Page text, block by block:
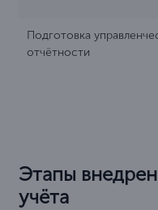
Подготовка
отчётности
Этапы
учёта